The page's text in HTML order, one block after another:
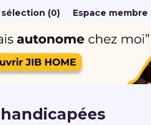
sélection (0) Espace membre